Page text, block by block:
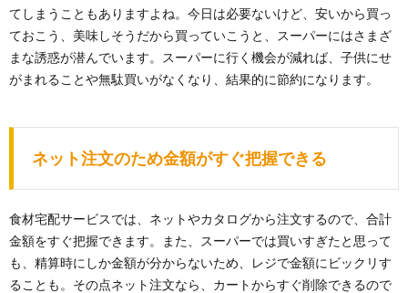
てしまうこともありますよね。今日は必要ないけど、安いから買っ
ておこう、美味しそうだから買っていこうと、スーパーにはさまざ
まな誘惑が潜んでいます。スーパーに行く機会が減れば、子供にせ
がまれることや無駄買いがなくなり、結果的に節約になります。
ネット注文のため金額がすぐ把握できる
食材宅配サービスでは、ネットやカタログから注文するので、合計
金額をすぐ把握できます。また、スーパーでは買いすぎたと思って
も、精算時にしか金額が分からないため、レジで金額にビックリす
ることも。その点ネット注文なら、カートからすぐ削除できるので